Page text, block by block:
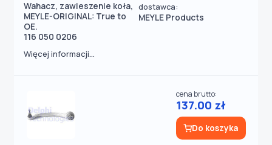
Wahacz, zawieszenie koła,
MEYLE-ORIGINAL: True to
OE.
116 050 0206
dostawca:
MEYLE Products
Więcej informacji...
cena brutto:
137.00 zł
Do koszyka